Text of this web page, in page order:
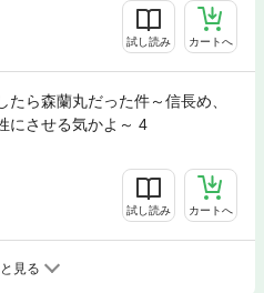
試し読み カートへ
たら森蘭丸だった件～信長め、
にさせる気かよ～ 4
試し読み カートへ
見る